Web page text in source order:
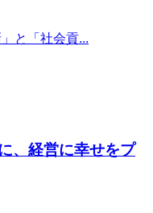
と「社会貢...
、経営に幸せをプ